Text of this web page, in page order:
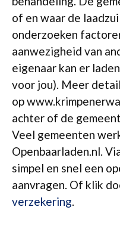
of en waar de
onderzoeken
aanwezigheid van
eigenaar kan er
voor jou). Meer
op
achter of de
Veel gemeenten
Openbaarladen.nl.
simpel en snel een
aanvragen. Of klik
verzekering.